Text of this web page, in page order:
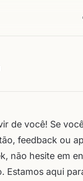
de você! Se
feedback ou
não hesite em
Estamos aqui